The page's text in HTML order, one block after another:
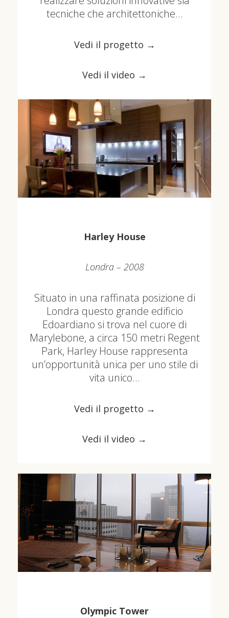
tecniche che architettoniche…
Vedi il progetto →
Vedi il video →
Harley House
Londra – 2008
Situato in una raffinata posizione di
Londra questo grande edificio
Edoardiano si trova nel cuore di
Marylebone, a circa 150 metri Regent
Park, Harley House rappresenta
un’opportunità unica per uno stile di
vita unico…
Vedi il progetto →
Vedi il video →
Olympic Tower